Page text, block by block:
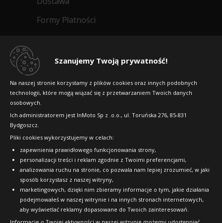
Szanujemy Twoją prywatność!
Na naszej stronie korzystamy z plików cookies oraz innych podobnych
technologii, które mogą wiązać się z przetwarzaniem Twoich danych
osobowych.
Ich administratorem jest InMoto Sp z .o.o., ul. Toruńska 276, 85-831
Bydgoszcz.
Pliki cookies wykorzystujemy w celach:
zapewnienia prawidłowego funkcjonowania strony,
personalizacji treści i reklam zgodnie z Twoimi preferencjami,
analizowania ruchu na stronie, co pozwala nam lepiej zrozumieć, w jaki
sposób korzystasz z naszej witryny,
marketingowych, dzięki nim zbieramy informacje o tym, jakie działania
podejmowałeś w naszej witrynie i na innych stronach internetowych,
aby wyświetlać reklamy dopasowane do Twoich zainteresowań.
Formy Płatności
Dlaczego warto kupić w 24opony.pl
Raty
FAQ
OFICJALNY PARTNER